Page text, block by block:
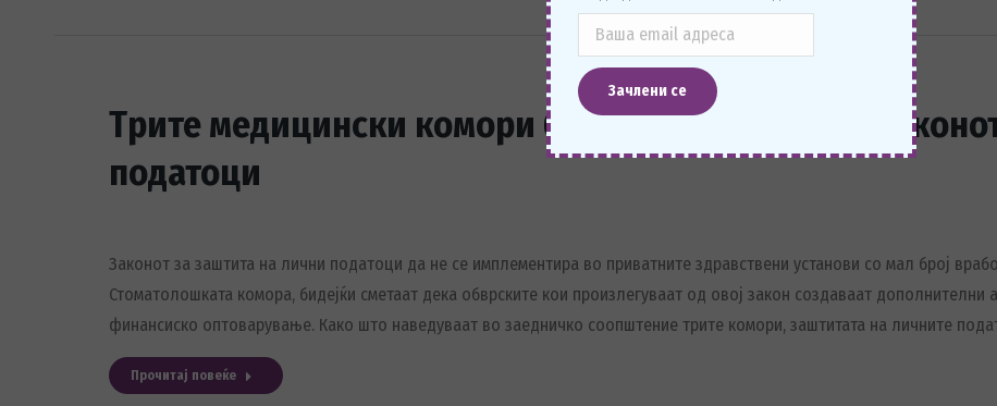
Трите медицински комори бараат изземање од
податоци
Законот за заштита на лични податоци да не се имплементира во приватните здравствени установи со мал број
Стоматолошката комора, бидејќи сметаат дека обврските кои произлегуваат од овој закон создаваат дополнителни
финансиско оптоварување. Како што наведуваат во заедничко соопштение трите комори, заштитата на личните
Прочитај повеќе